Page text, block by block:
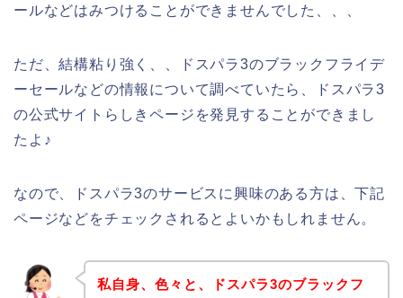
ールなどはみつけることができませんでした、、、
ただ、結構粘り強く、、ドスパラ3のブラックフライデ
ーセールなどの情報について調べていたら、ドスパラ3
の公式サイトらしきページを発見することができまし
たよ♪
なので、ドスパラ3のサービスに興味のある方は、下記
ページなどをチェックされるとよいかもしれません。
私自身、色々と、ドスパラ3のブラックフ